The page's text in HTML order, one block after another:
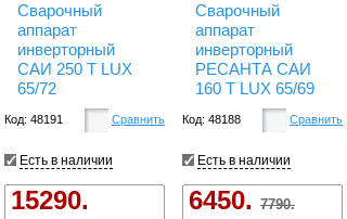
Сварочный
аппарат
инверторный
САИ 250 Т LUX
65/72
Код: 48191 Сравнить
Есть в наличии
15290.
Сварочный
аппарат
инверторный
РЕСАНТА САИ
160 Т LUX 65/69
Код: 48188 Сравнить
Есть в наличии
6450. 7790.